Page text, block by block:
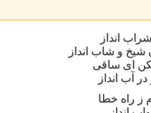
انداز
و شاب انداز
ای ساقی
آب انداز
ز راه خطا